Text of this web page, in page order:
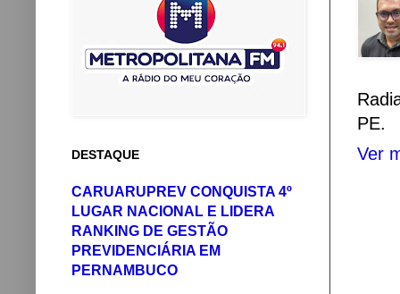
PE.
Ver
DESTAQUE
CARUARUPREV CONQUISTA 4º
LUGAR NACIONAL E LIDERA
RANKING DE GESTÃO
PREVIDENCIÁRIA EM
PERNAMBUCO